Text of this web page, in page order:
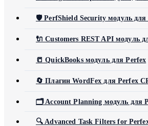
🛡️ PerfShield Security модуль для
🔌 Customers REST API модуль
📒 QuickBooks модуль для Perfex
🔄 Плагин WordFex для Perfex
🗂️ Account Planning модуль для
🔍 Advanced Task Filters for